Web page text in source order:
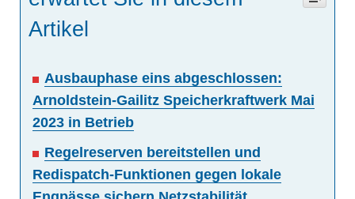
Artikel
Ausbauphase eins abgeschlossen:
Arnoldstein-Gailitz Speicherkraftwerk Mai
2023 in Betrieb
Regelreserven bereitstellen und
Redispatch-Funktionen gegen lokale